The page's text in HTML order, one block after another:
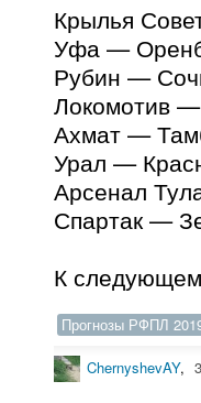
Крылья
Уфа —
Рубин —
Локомотив
Ахмат —
Урал —
Арсенал
Спартак —
К
Прогнозы РФПЛ
ChernyshevAY,